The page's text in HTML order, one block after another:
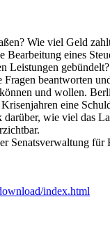
Wie viel Geld
eines
Leistungen
beantworten
und wollen.
eine
wie viel das
Senatsverwaltung für
index.html